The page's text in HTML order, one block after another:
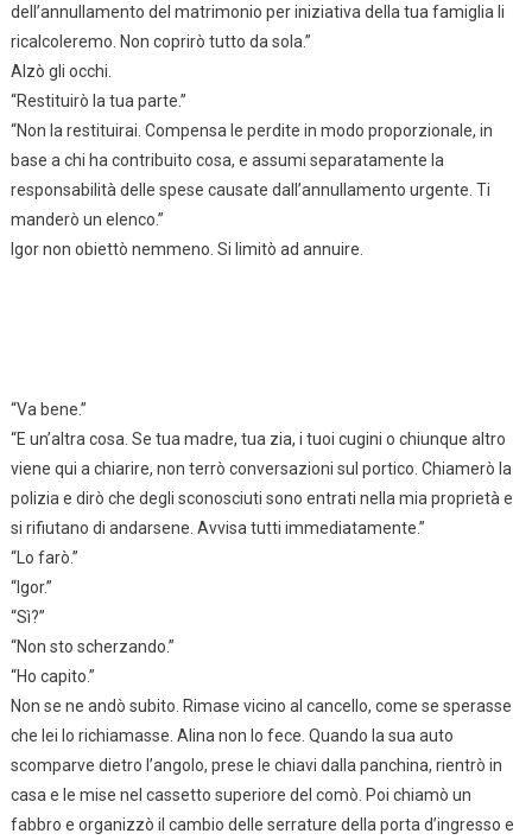
dell’annullamento del matrimonio per iniziativa della tua famiglia li
ricalcoleremo. Non coprirò tutto da sola.”
Alzò gli occhi.
“Restituirò la tua parte.”
“Non la restituirai. Compensa le perdite in modo proporzionale, in
base a chi ha contribuito cosa, e assumi separatamente la
responsabilità delle spese causate dall’annullamento urgente. Ti
manderò un elenco.”
Igor non obiettò nemmeno. Si limitò ad annuire.
“Va bene.”
“E un’altra cosa. Se tua madre, tua zia, i tuoi cugini o chiunque altro
viene qui a chiarire, non terrò conversazioni sul portico. Chiamerò la
polizia e dirò che degli sconosciuti sono entrati nella mia proprietà e
si rifiutano di andarsene. Avvisa tutti immediatamente.”
“Lo farò.”
“Igor.”
“Sì?”
“Non sto scherzando.”
“Ho capito.”
Non se ne andò subito. Rimase vicino al cancello, come se sperasse
che lei lo richiamasse. Alina non lo fece. Quando la sua auto
scomparve dietro l’angolo, prese le chiavi dalla panchina, rientrò in
casa e le mise nel cassetto superiore del comò. Poi chiamò un
fabbro e organizzò il cambio delle serrature della porta d’ingresso e